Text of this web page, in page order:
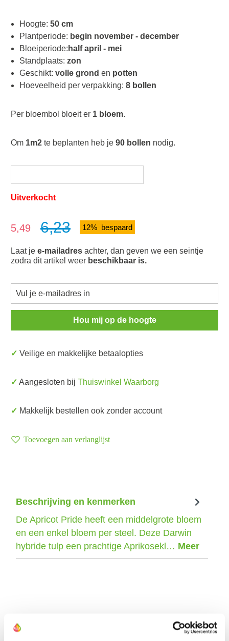
Hoogte: 50 cm
Plantperiode: begin november - december
Bloeiperiode: half april - mei
Standplaats: zon
Geschikt: volle grond en potten
Hoeveelheid per verpakking: 8 bollen
Per bloembol bloeit er 1 bloem.
Om 1m2 te beplanten heb je 90 bollen nodig.
Uitverkocht
Verkoopprijs:
5,49 6,23 12% bespaard
Laat je e-mailadres achter, dan geven we een seintje
zodra dit artikel weer beschikbaar is.
Hou mij op de hoogte
✓ Veilige en makkelijke betaalopties
✓ Aangesloten bij Thuiswinkel Waarborg
✓ Makkelijk bestellen ook zonder account
Toevoegen aan verlanglijst
Beschrijving en kenmerken
De Apricot Pride heeft een middelgrote bloem
en een enkel bloem per steel. Deze Darwin
hybride tulp een prachtige Aprikosekl… Meer